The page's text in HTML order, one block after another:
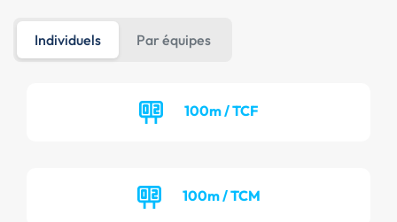
Individuels Par équipes
100m / TCF
100m / TCM